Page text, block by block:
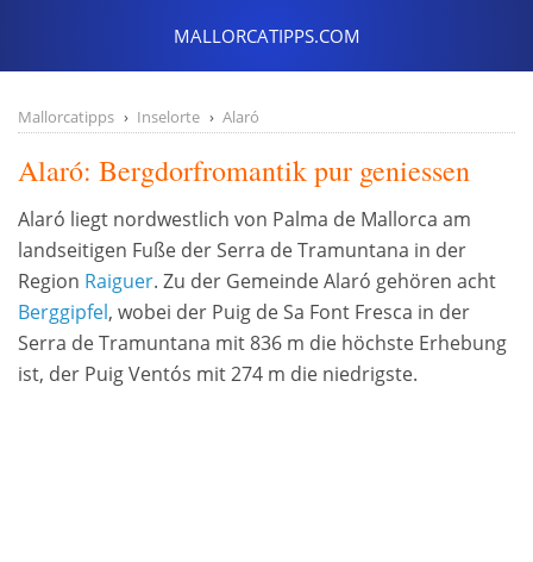
Mallorcatipps Inselorte Alaró
Alaró: Bergdorfromantik pur geniessen
Alaró liegt nordwestlich von Palma de Mallorca am
landseitigen Fuße der Serra de Tramuntana in der
Region Raiguer. Zu der Gemeinde Alaró gehören acht
Berggipfel, wobei der Puig de Sa Font Fresca in der
Serra de Tramuntana mit 836 m die höchste Erhebung
ist, der Puig Ventós mit 274 m die niedrigste.